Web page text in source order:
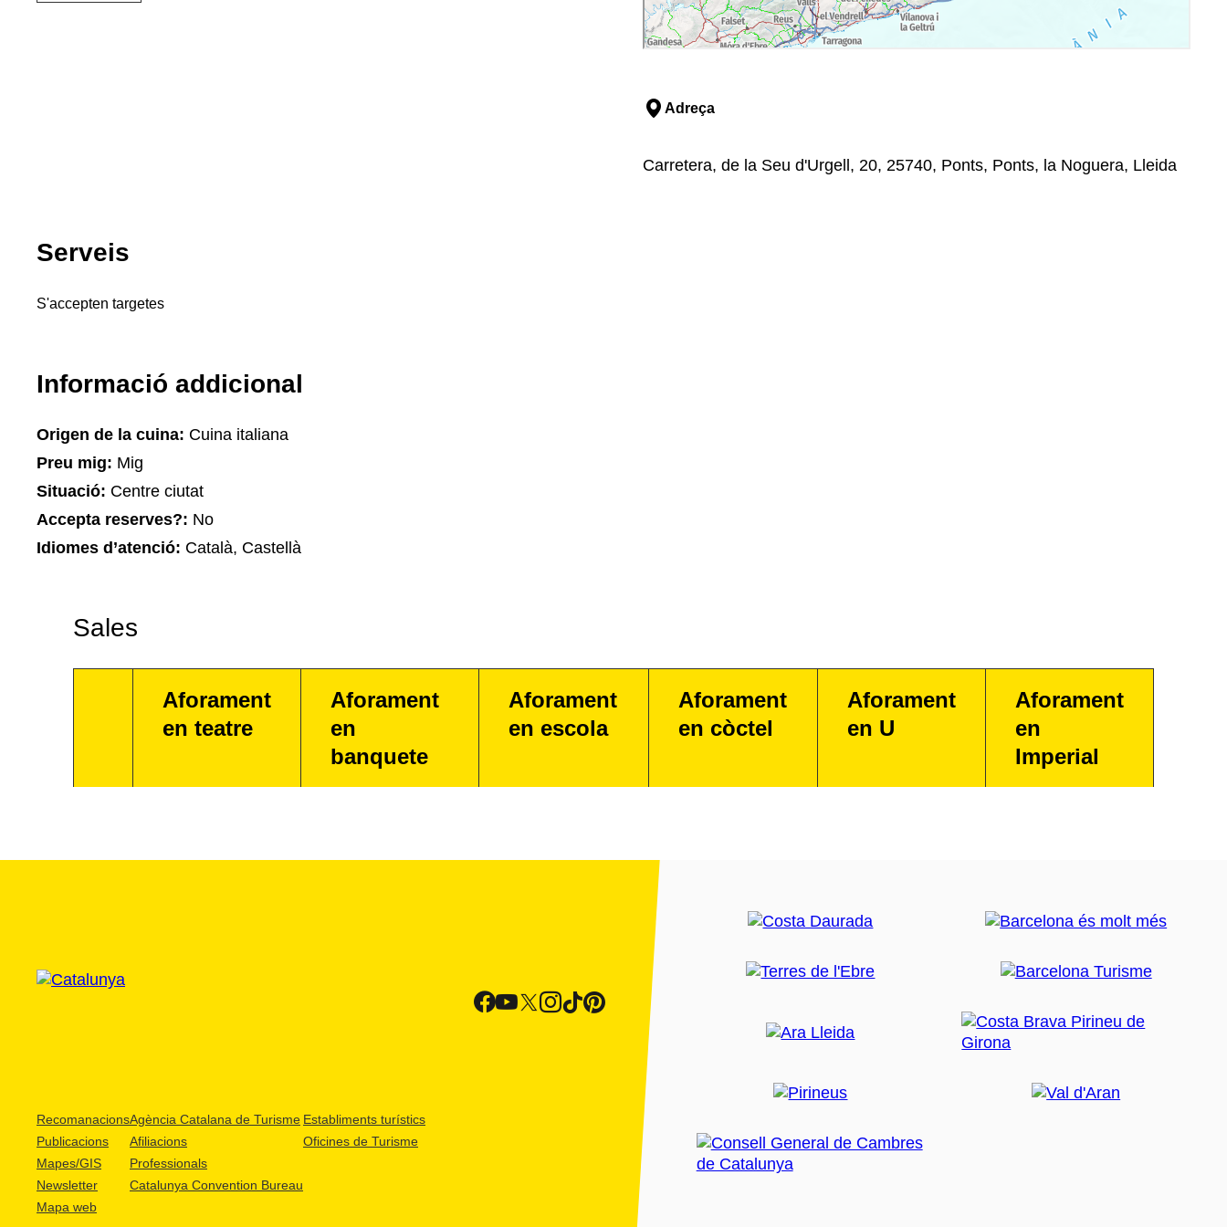
Adreça
Carretera, de la Seu d'Urgell, 20, 25740, Ponts, Ponts, la Noguera, Lleida
Serveis
S'accepten targetes
Informació addicional
Origen de la cuina: Cuina italiana
Preu mig: Mig
Situació: Centre ciutat
Accepta reserves?: No
Idiomes d’atenció: Català, Castellà
Sales
Aforament
en teatre
Aforament
en
banquete
Aforament
en escola
Aforament
en còctel
Aforament
en U
Aforament
en
Imperial
Recomanacions
Publicacions
Mapes/GIS
Newsletter
Mapa web
Agència Catalana de Turisme
Afiliacions
Professionals
Catalunya Convention Bureau
Establiments turístics
Oficines de Turisme